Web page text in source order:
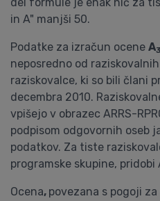
in A" manjši 50.
Podatke za izračun ocene A3
neposredno od
raziskovalce, ki so bili člani
decembra 2010.
vpišejo v obrazec ARRS-
podpisom odgovornih oseb
podatkov. Za tiste
programske skupine, pridobi
Ocena, povezana s pogoji